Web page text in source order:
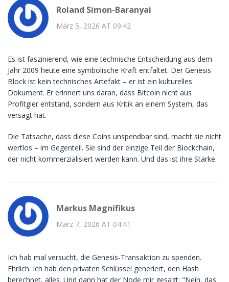
Roland Simon-Baranyai
März 5, 2026 AT 09:42
Es ist faszinierend, wie eine technische Entscheidung aus dem
Jahr 2009 heute eine symbolische Kraft entfaltet. Der Genesis
Block ist kein technisches Artefakt – er ist ein kulturelles
Dokument. Er erinnert uns daran, dass Bitcoin nicht aus
Profitgier entstand, sondern aus Kritik an einem System, das
versagt hat.
Die Tatsache, dass diese Coins unspendbar sind, macht sie nicht
wertlos – im Gegenteil. Sie sind der einzige Teil der Blockchain,
der nicht kommerzialisiert werden kann. Und das ist ihre Stärke.
Markus Magnífikus
März 7, 2026 AT 04:41
Ich hab mal versucht, die Genesis-Transaktion zu spenden.
Ehrlich. Ich hab den privaten Schlüssel generiert, den Hash
berechnet, alles. Und dann hat der Node mir gesagt: "Nein, das